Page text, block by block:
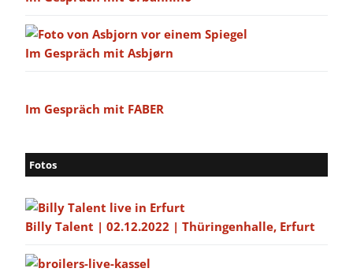
Im Gespräch mit Asbjørn
Im Gespräch mit FABER
Fotos
Billy Talent | 02.12.2022 | Thüringenhalle, Erfurt